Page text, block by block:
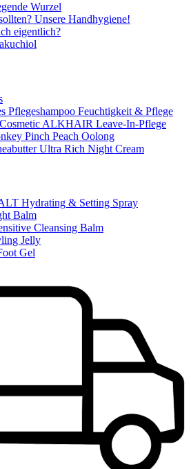
Wurzel
Unsere Handhygiene!
eigentlich?
Pflegeshampoo Feuchtigkeit & Pflege
ALKHAIR Leave-In-Pflege
Pinch Peach Oolong
Ultra Rich Night Cream
Hydrating & Setting Spray
Balm
Cleansing Balm
Jelly
Gel